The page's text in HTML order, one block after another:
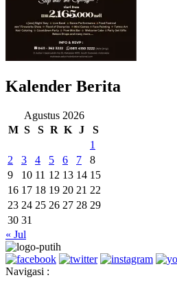
Kalender Berita
Agustus 2026
M S S R K J
S
1
2
3 4 5 6 7
8
9
10 11 12 13 14 15
16 17 18 19 20 21 22
23 24 25 26 27 28 29
30 31
« Jul
Navigasi :